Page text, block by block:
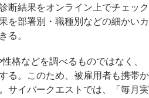
断結果をオンライン上でチェック
を部署別・職種別などの細かいカ
る。
格などを調べるものではなく、
る。このため、被雇用者も携帯か
サイバークエストでは、「毎月実